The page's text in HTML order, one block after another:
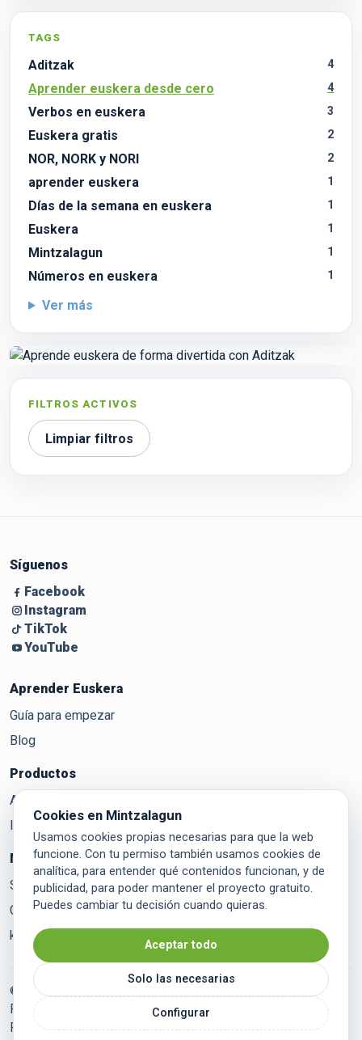
Cookies en Mintzalagun
Usamos cookies propias necesarias para que la web
funcione. Con tu permiso también usamos cookies de
analítica, para entender qué contenidos funcionan, y de
publicidad, para poder mantener el proyecto gratuito.
Puedes cambiar tu decisión cuando quieras.
Aceptar todo
Solo las necesarias
Configurar
TAGS
Aditzak 4
Aprender euskera desde cero 4
Verbos en euskera 3
Euskera gratis 2
NOR, NORK y NORI 2
aprender euskera 1
Días de la semana en euskera 1
Euskera 1
Mintzalagun 1
Números en euskera 1
Ver más
FILTROS ACTIVOS
Limpiar filtros
Síguenos
Facebook
Instagram
TikTok
YouTube
Aprender Euskera
Guía para empezar
Blog
Productos
Aditzak
Ikasi
Mintzalagun
Sobre Mintzalagun
Contacto
kaixo@mintzalagun.com
© 2026
Política de privacidad Política de cookies
Preferencias de cookies